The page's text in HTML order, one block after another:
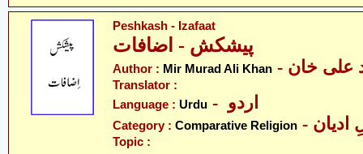
Peshkash - Izafaat
پیشکش - اضافات
Author : Mir Murad Ali Khan علی خان
Translator :
Language : Urdu
Category : Comparative Religion ادیان
Topic :